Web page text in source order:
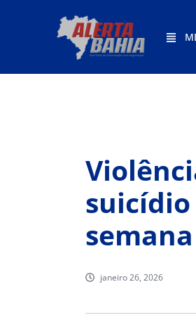
janeiro 26, 2026